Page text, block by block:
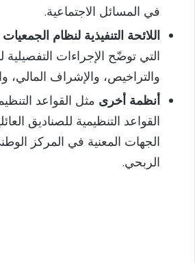
في المسائل الاجتماعية.
اللائحة التنفيذية لنظام
التي توضّح الإجراءات التفصيلية
والتراخيص، والإشراف المالي،
أنظمة أخرى مثل القواعد
القواعد التنظيمية للصناديق
الجهات المعنية في المركز
الربحي.